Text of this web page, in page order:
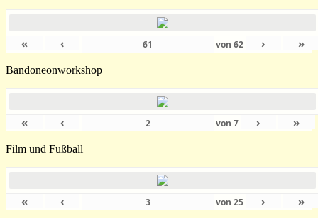
« ‹ von62 › »
Bandoneonworkshop
« ‹ von7 › »
Film und Fußball
« ‹ von25 › »